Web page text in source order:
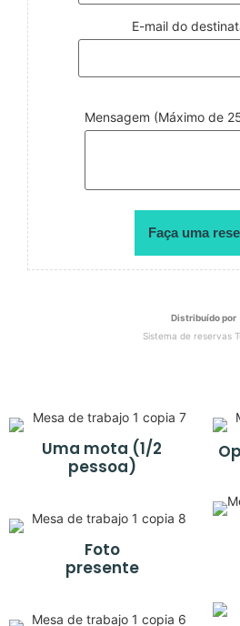
E-mail do
Mensagem (Máximo de
Faça uma
Distribuído por
Sistema de reservas
Uma mota (1/2
pessoa)
Foto
presente